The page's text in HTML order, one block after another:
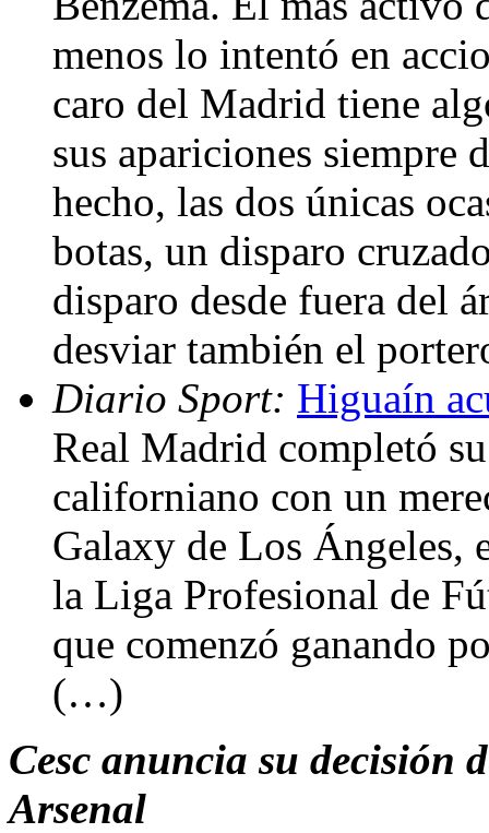
menos lo intentó en
caro del Madrid tiene
sus apariciones siempre
hecho, las dos únicas
botas, un disparo
disparo desde fuera del
desviar también el
Diario Sport: Higuaín
Real Madrid completó
californiano con un
Galaxy de Los Ángeles,
la Liga Profesional de
que comenzó ganando
(…)
Cesc anuncia su decisión
Arsenal